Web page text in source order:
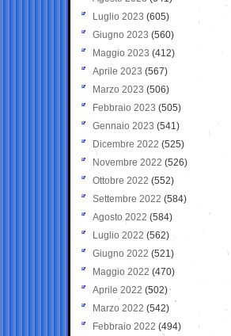
Luglio 2023 (605)
Giugno 2023 (560)
Maggio 2023 (412)
Aprile 2023 (567)
Marzo 2023 (506)
Febbraio 2023 (505)
Gennaio 2023 (541)
Dicembre 2022 (525)
Novembre 2022 (526)
Ottobre 2022 (552)
Settembre 2022 (584)
Agosto 2022 (584)
Luglio 2022 (562)
Giugno 2022 (521)
Maggio 2022 (470)
Aprile 2022 (502)
Marzo 2022 (542)
Febbraio 2022 (494)